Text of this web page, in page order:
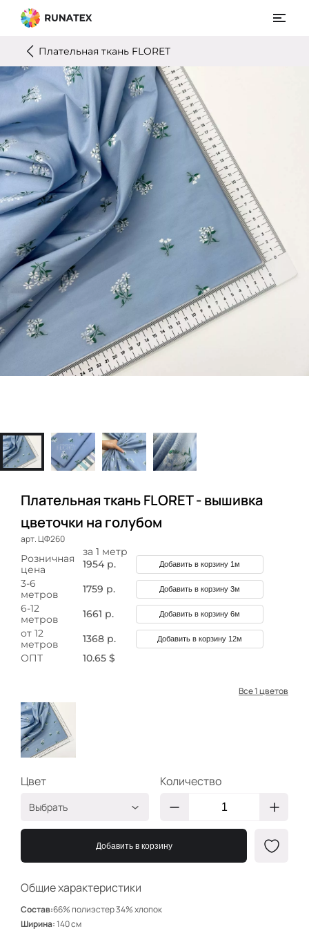
Плательная ткань FLORET
Плательная ткань FLORET - вышивка
цветочки на голубом
арт. ЦФ260
Общие характеристики
Состав:66% полиэстер 34% хлопок
Ширина:140 см
за 1 метр
Розничная
цена
1954 р. Добавить в корзину 1м
3-6
метров
1759 р. Добавить в корзину 3м
6-12
метров
1661 р. Добавить в корзину 6м
от 12
метров
1368 р. Добавить в корзину 12м
ОПТ 10.65 $
Все 1 цветов
Цвет
Выбрать
вышивка цветочки на ЦФ260
Количество
Добавить в корзину